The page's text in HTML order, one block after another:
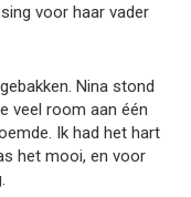
voor haar vader
Nina stond
veel room aan één
Ik had het hart
het mooi, en voor